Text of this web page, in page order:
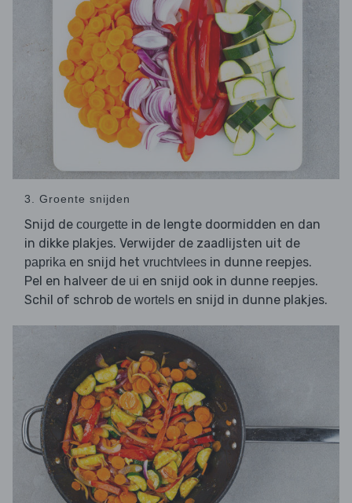
3. Groente snijden
Snijd de courgette in de lengte doormidden en dan
in dikke plakjes. Verwijder de zaadlijsten uit de
paprika en snijd het vruchtvlees in dunne reepjes.
Pel en halveer de ui en snijd ook in dunne reepjes.
Schil of schrob de wortels en snijd in dunne plakjes.